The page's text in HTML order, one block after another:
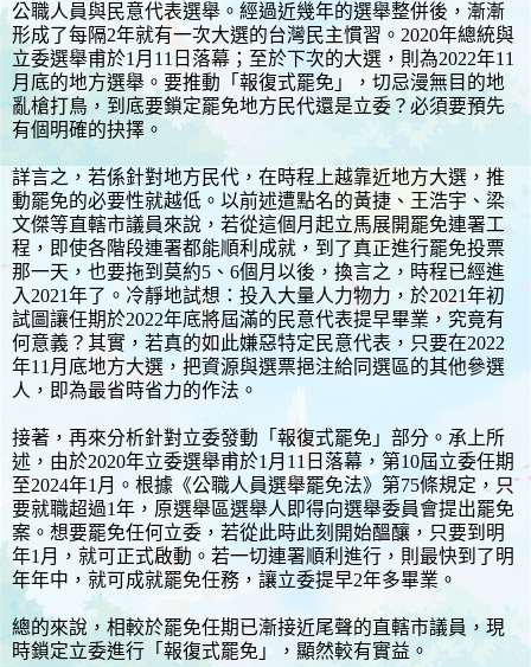
公職人員與民意代表選舉。經過近幾年的選舉整併後，漸漸
形成了每隔2年就有一次大選的台灣民主慣習。2020年總統與
立委選舉甫於1月11日落幕；至於下次的大選，則為2022年11
月底的地方選舉。要推動「報復式罷免」，切忌漫無目的地
亂槍打鳥，到底要鎖定罷免地方民代還是立委？必須要預先
有個明確的抉擇。
詳言之，若係針對地方民代，在時程上越靠近地方大選，推
動罷免的必要性就越低。以前述遭點名的黃捷、王浩宇、梁
文傑等直轄市議員來說，若從這個月起立馬展開罷免連署工
程，即使各階段連署都能順利成就，到了真正進行罷免投票
那一天，也要拖到莫約5、6個月以後，換言之，時程已經進
入2021年了。冷靜地試想：投入大量人力物力，於2021年初
試圖讓任期於2022年底將屆滿的民意代表提早畢業，究竟有
何意義？其實，若真的如此嫌惡特定民意代表，只要在2022
年11月底地方大選，把資源與選票挹注給同選區的其他參選
人，即為最省時省力的作法。
接著，再來分析針對立委發動「報復式罷免」部分。承上所
述，由於2020年立委選舉甫於1月11日落幕，第10屆立委任期
至2024年1月。根據《公職人員選舉罷免法》第75條規定，只
要就職超過1年，原選舉區選舉人即得向選舉委員會提出罷免
案。想要罷免任何立委，若從此時此刻開始醞釀，只要到明
年1月，就可正式啟動。若一切連署順利進行，則最快到了明
年年中，就可成就罷免任務，讓立委提早2年多畢業。
總的來說，相較於罷免任期已漸接近尾聲的直轄市議員，現
時鎖定立委進行「報復式罷免」，顯然較有實益。